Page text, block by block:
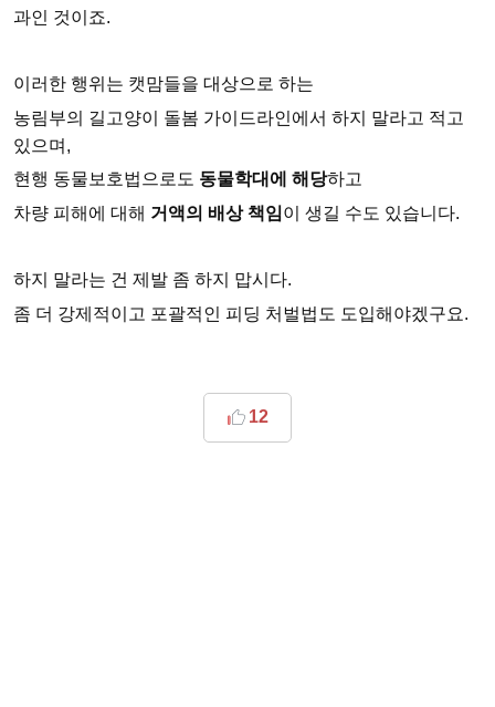
과인 것이죠.
이러한 행위는 캣맘들을 대상으로 하는
농림부의 길고양이 돌봄 가이드라인에서 하지 말라고 적고
있으며,
현행 동물보호법으로도 동물학대에 해당하고
차량 피해에 대해 거액의 배상 책임이 생길 수도 있습니다.
하지 말라는 건 제발 좀 하지 맙시다.
좀 더 강제적이고 포괄적인 피딩 처벌법도 도입해야겠구요.
12